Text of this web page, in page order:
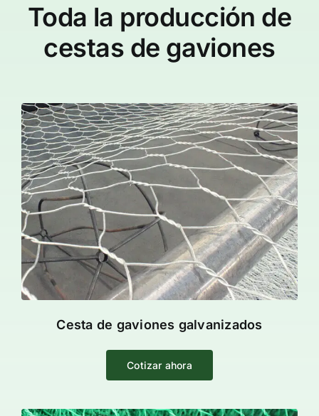
Toda la producción de
cestas de gaviones
Cesta de gaviones galvanizados
Cotizar ahora